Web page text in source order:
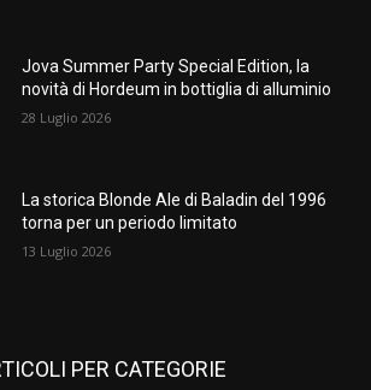
Jova Summer Party Special Edition, la
novità di Hordeum in bottiglia di alluminio
28 Luglio 2026
La storica Blonde Ale di Baladin del 1996
torna per un periodo limitato
13 Luglio 2026
PER CATEGORIE